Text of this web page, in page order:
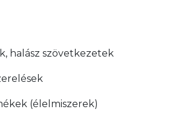
halász szövetkezetek
(élelmiszerek)